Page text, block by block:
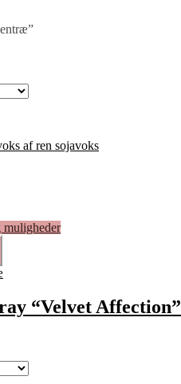
Dette
Mulighederne
kan
“Velvet Affection”